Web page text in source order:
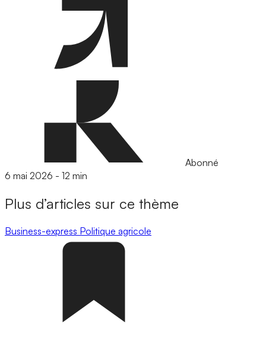
Abonné
6 mai 2026 - 12 min
Plus d’articles sur ce thème
Business-express Politique agricole